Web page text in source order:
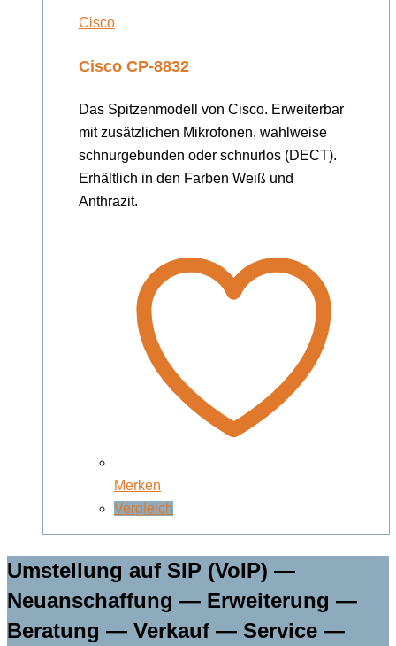
Cisco
Cisco CP-8832
Das Spitzenmodell von Cisco. Erweiterbar
mit zusätzlichen Mikrofonen, wahlweise
schnurgebunden oder schnurlos (DECT).
Erhältlich in den Farben Weiß und
Anthrazit.
Merken
Vergleich
Umstellung auf SIP (VoIP) —
Neuanschaffung — Erweiterung —
Beratung — Verkauf — Service —